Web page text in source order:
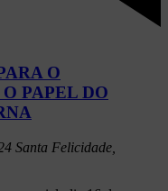
O
PAPEL DO
Santa Felicidade,